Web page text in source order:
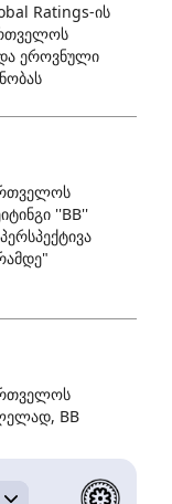
Ratings-ის
ეროვნული
''BB''
BB